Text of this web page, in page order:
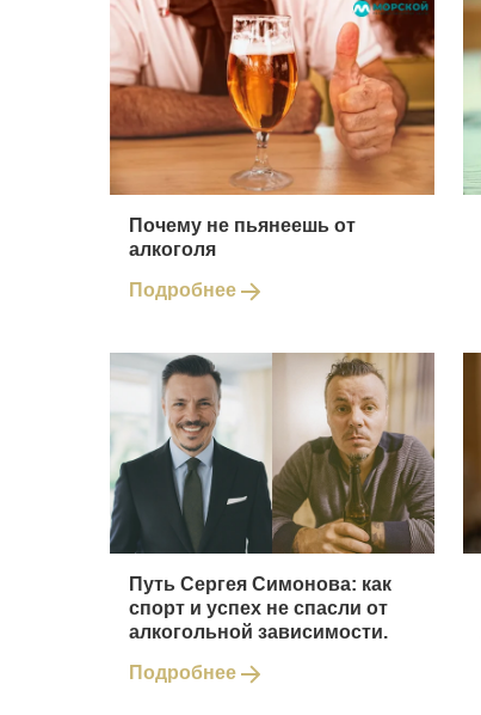
Почему не пьянеешь от
алкоголя
Подробнее
Путь Сергея Симонова: как
спорт и успех не спасли от
алкогольной зависимости.
Подробнее